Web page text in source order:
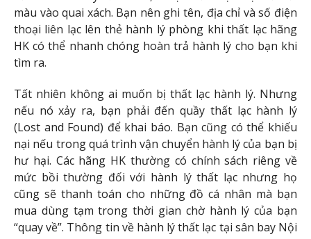
màu vào quai xách. Bạn nên ghi tên, địa chỉ và số điện
thoại liên lạc lên thẻ hành lý phòng khi thất lạc hãng
HK có thể nhanh chóng hoàn trả hành lý cho bạn khi
tìm ra.
Tất nhiên không ai muốn bị thất lạc hành lý. Nhưng
nếu nó xảy ra, bạn phải đến quầy thất lạc hành lý
(Lost and Found) để khai báo. Bạn cũng có thể khiếu
nại nếu trong quá trình vận chuyển hành lý của bạn bị
hư hại. Các hãng HK thường có chính sách riêng về
mức bồi thường đối với hành lý thất lạc nhưng họ
cũng sẽ thanh toán cho những đồ cá nhân mà bạn
mua dùng tạm trong thời gian chờ hành lý của bạn
“quay về”. Thông tin về hành lý thất lạc tại sân bay Nội